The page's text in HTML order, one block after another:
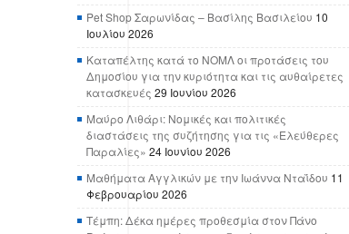
Pet Shop Σαρωνίδας – Βασίλης Βασιλείου 10
Ιουλίου 2026
Καταπέλτης κατά το ΝΟΜΛ οι προτάσεις του
Δημοσίου για την κυριότητα και τις αυθαίρετες
κατασκευές 29 Ιουνίου 2026
Μαύρο Λιθάρι: Νομικές και πολιτικές
διαστάσεις της συζήτησης για τις «Ελεύθερες
Παραλίες» 24 Ιουνίου 2026
Μαθήματα Αγγλικών με την Ιωάννα Νταΐδου 11
Φεβρουαρίου 2026
Τέμπη: Δέκα ημέρες προθεσμία στον Πάνο